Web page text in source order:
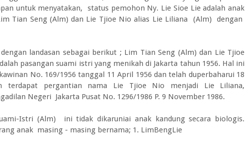
untuk menyatakan, status pemohon Ny. Lie Sioe Lie adalah anak
Tian Seng (Alm) dan Lie Tjioe Nio alias Lie Liliana (Alm) dengan
landasan sebagai berikut ; Lim Tian Seng (Alm) dan Lie Tjioe
pasangan suami istri yang menikah di Jakarta tahun 1956. Hal ini
No. 169/1956 tanggal 11 April 1956 dan telah duperbaharui 18
terdapat pergantian nama Lie Tjioe Nio menjadi Lie Liliana,
Negeri Jakarta Pusat No. 1296/1986 P. 9 November 1986.
Istri (Alm) ini tidak dikaruniai anak kandung secara biologis.
anak masing - masing bernama; 1. LimBengLie